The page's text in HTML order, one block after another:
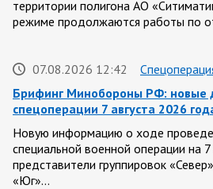
территории полигона АО
режиме продолжаются работы по
07.08.2026 12:42
Брифинг Минобороны РФ: новые
спецоперации 7 августа 2026
Новую информацию о ходе
специальной военной операции на
представители группировок
«Юг»…